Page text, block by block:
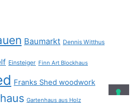
Baumarkt Dennis Witthus
Einsteiger Finn Art Blockhaus
Franks Shed woodwork
Gartenhaus aus Holz